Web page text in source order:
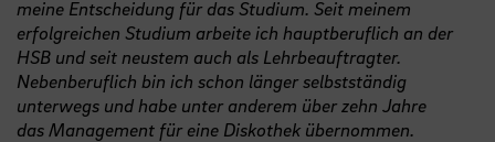
meine Entscheidung für das Studium. Seit meinem
erfolgreichen Studium arbeite ich hauptberuflich an der
HSB und seit neustem auch als Lehrbeauftragter.
Nebenberuflich bin ich schon länger selbstständig
unterwegs und habe unter anderem über zehn Jahre
das Management für eine Diskothek übernommen.